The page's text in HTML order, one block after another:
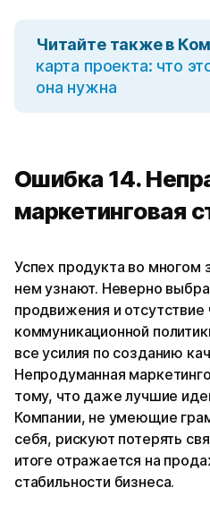
Читайте также в
карта проекта: что
она нужна
Ошибка 14.
маркетинговая
Успех продукта во многом
нем узнают. Неверно
продвижения и отсутствие
коммуникационной
все усилия по созданию
Непродуманная
тому, что даже лучшие
Компании, не умеющие
себя, рискуют потерять
итоге отражается на
стабильности бизнеса.